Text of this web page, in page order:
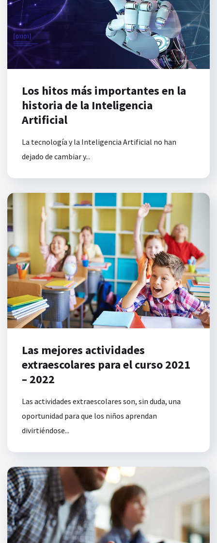
Los hitos más importantes en la
historia de la Inteligencia
Artificial
La tecnología y la Inteligencia Artificial no han
dejado de cambiar y...
Las mejores actividades
extraescolares para el curso 2021
– 2022
Las actividades extraescolares son, sin duda, una
oportunidad para que los niños aprendan
divirtiéndose...